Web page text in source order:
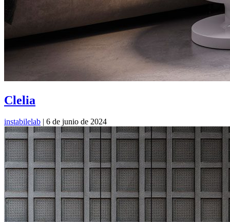
Clelia
instabilelab 6 de junio de 2024